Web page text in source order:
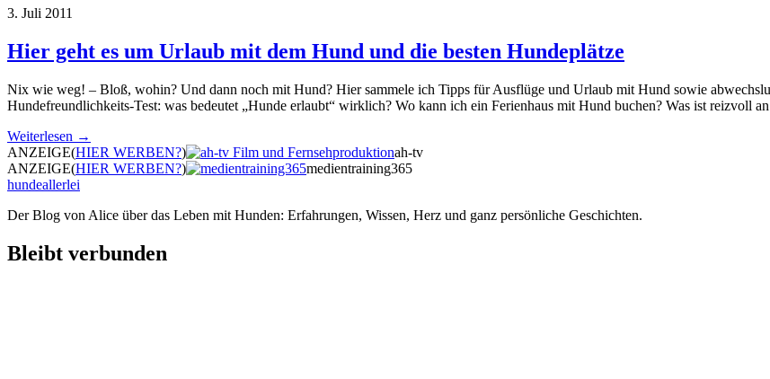
3. Juli 2011
Hier geht es um Urlaub mit dem Hund und die besten Hundeplätze
Nix wie weg! – Bloß, wohin? Und dann noch mit Hund? Hier sammele ich Tipps für Ausflüge und Urlaub mit Hund sowie
Hundefreundlichkeits-Test: was bedeutet „Hunde erlaubt“ wirklich? Wo kann ich ein Ferienhaus mit Hund buchen? Was ist reizvoll
Weiterlesen →
ANZEIGE(HIER WERBEN?)
ah-tv
ANZEIGE(HIER WERBEN?)
medientraining365
hundeallerlei
Der Blog von Alice über das Leben mit Hunden: Erfahrungen, Wissen, Herz und ganz persönliche Geschichten.
Bleibt verbunden